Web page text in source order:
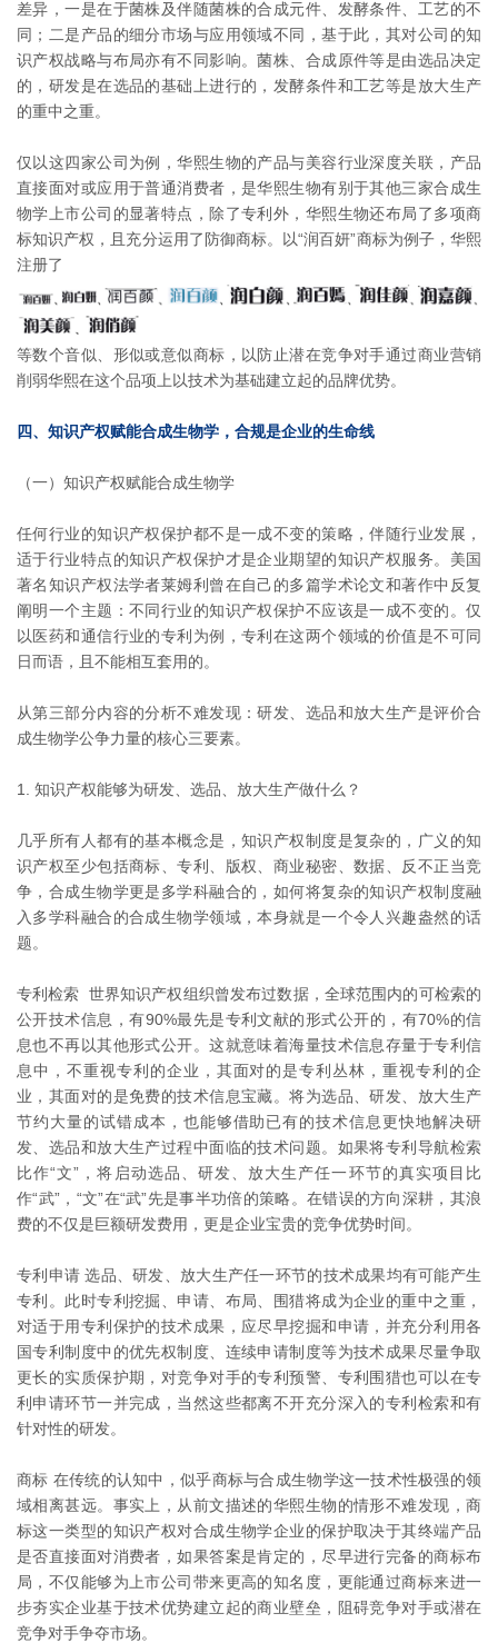
差异，一是在于菌株及伴随菌株的合成元件、发酵条件、工艺的不
同；二是产品的细分市场与应用领域不同，基于此，其对公司的知
识产权战略与布局亦有不同影响。菌株、合成原件等是由选品决定
的，研发是在选品的基础上进行的，发酵条件和工艺等是放大生产
的重中之重。
仅以这四家公司为例，华熙生物的产品与美容行业深度关联，产品
直接面对或应用于普通消费者，是华熙生物有别于其他三家合成生
物学上市公司的显著特点，除了专利外，华熙生物还布局了多项商
标知识产权，且充分运用了防御商标。以“润百妍”商标为例子，华熙
注册了
等数个音似、形似或意似商标，以防止潜在竞争对手通过商业营销
削弱华熙在这个品项上以技术为基础建立起的品牌优势。
四、知识产权赋能合成生物学，合规是企业的生命线
（一）知识产权赋能合成生物学
任何行业的知识产权保护都不是一成不变的策略，伴随行业发展，
适于行业特点的知识产权保护才是企业期望的知识产权服务。美国
著名知识产权法学者莱姆利曾在自己的多篇学术论文和著作中反复
阐明一个主题：不同行业的知识产权保护不应该是一成不变的。仅
以医药和通信行业的专利为例，专利在这两个领域的价值是不可同
日而语，且不能相互套用的。
从第三部分内容的分析不难发现：研发、选品和放大生产是评价合
成生物学公争力量的核心三要素。
1. 知识产权能够为研发、选品、放大生产做什么？
几乎所有人都有的基本概念是，知识产权制度是复杂的，广义的知
识产权至少包括商标、专利、版权、商业秘密、数据、反不正当竞
争，合成生物学更是多学科融合的，如何将复杂的知识产权制度融
入多学科融合的合成生物学领域，本身就是一个令人兴趣盎然的话
题。
专利检索 世界知识产权组织曾发布过数据，全球范围内的可检索的
公开技术信息，有90%最先是专利文献的形式公开的，有70%的信
息也不再以其他形式公开。这就意味着海量技术信息存量于专利信
息中，不重视专利的企业，其面对的是专利丛林，重视专利的企
业，其面对的是免费的技术信息宝藏。将为选品、研发、放大生产
节约大量的试错成本，也能够借助已有的技术信息更快地解决研
发、选品和放大生产过程中面临的技术问题。如果将专利导航检索
比作“文”，将启动选品、研发、放大生产任一环节的真实项目比
作“武”，“文”在“武”先是事半功倍的策略。在错误的方向深耕，其浪
费的不仅是巨额研发费用，更是企业宝贵的竞争优势时间。
专利申请 选品、研发、放大生产任一环节的技术成果均有可能产生
专利。此时专利挖掘、申请、布局、围猎将成为企业的重中之重，
对适于用专利保护的技术成果，应尽早挖掘和申请，并充分利用各
国专利制度中的优先权制度、连续申请制度等为技术成果尽量争取
更长的实质保护期，对竞争对手的专利预警、专利围猎也可以在专
利申请环节一并完成，当然这些都离不开充分深入的专利检索和有
针对性的研发。
商标 在传统的认知中，似乎商标与合成生物学这一技术性极强的领
域相离甚远。事实上，从前文描述的华熙生物的情形不难发现，商
标这一类型的知识产权对合成生物学企业的保护取决于其终端产品
是否直接面对消费者，如果答案是肯定的，尽早进行完备的商标布
局，不仅能够为上市公司带来更高的知名度，更能通过商标来进一
步夯实企业基于技术优势建立起的商业壁垒，阻碍竞争对手或潜在
竞争对手争夺市场。